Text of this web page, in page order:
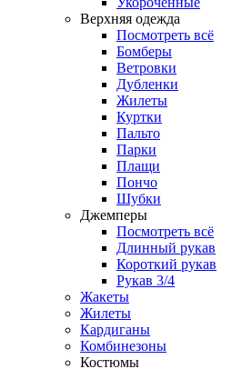
Верхняя одежда
Посмотреть всё
Бомберы
Ветровки
Дубленки
Жилеты
Куртки
Пальто
Парки
Плащи
Пончо
Шубки
Джемперы
Посмотреть всё
Длинный рукав
Короткий рукав
Рукав 3/4
Жакеты
Жилеты
Кардиганы
Комбинезоны
Костюмы